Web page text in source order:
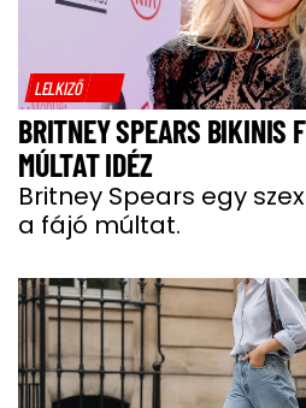
LELKIZŐ
BRITNEY SPEARS BIKINIS
MÚLTAT IDÉZ
Britney Spears egy
a fájó múltat.